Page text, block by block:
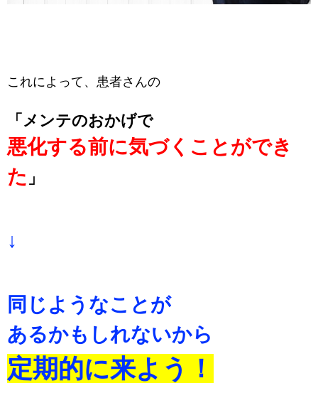
これによって、患者さんの
「メンテのおかげで
悪化する前に気づくことができ
た 」
↓
同じようなことが
あるかもしれないから
定期的に来よう！